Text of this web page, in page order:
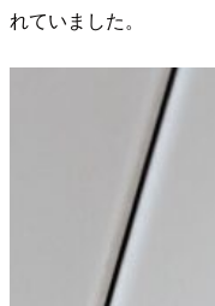
れていました。